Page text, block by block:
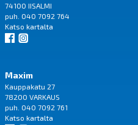
74100 IISALMI
puh. 040 7092 764
Katso kartalta
Maxim
Kauppakatu 27
78200 VARKAUS
puh. 040 7092 761
Katso kartalta